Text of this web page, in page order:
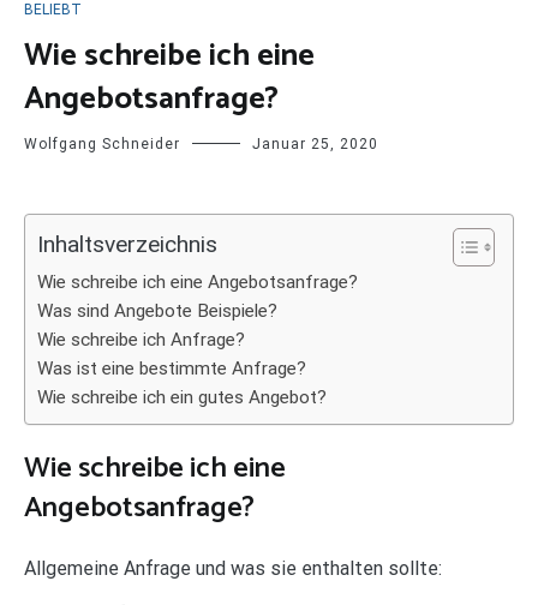
BELIEBT
Wie schreibe ich eine
Angebotsanfrage?
Wolfgang Schneider Januar 25, 2020
Inhaltsverzeichnis
Wie schreibe ich eine Angebotsanfrage?
Was sind Angebote Beispiele?
Wie schreibe ich Anfrage?
Was ist eine bestimmte Anfrage?
Wie schreibe ich ein gutes Angebot?
Wie schreibe ich eine
Angebotsanfrage?
Allgemeine Anfrage und was sie enthalten sollte: